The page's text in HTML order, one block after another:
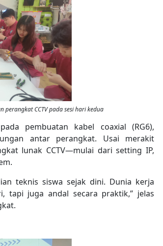
CCTV pada sesi hari kedua
pembuatan kabel coaxial (RG6),
antar perangkat. Usai merakit
lunak CCTV—mulai dari setting IP,
teknis siswa sejak dini. Dunia kerja
tapi juga andal secara praktik,” jelas